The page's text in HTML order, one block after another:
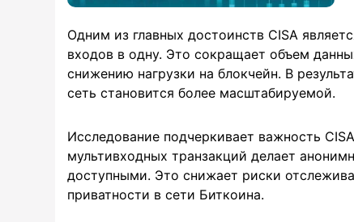
Одним из главных достоинств CISA
входов в одну. Это сокращает объем
снижению нагрузки на блокчейн. В
сеть становится более масштабируемой.
Исследование подчеркивает важность
мультивходных транзакций делает
доступными. Это снижает риски
приватности в сети Биткоина.